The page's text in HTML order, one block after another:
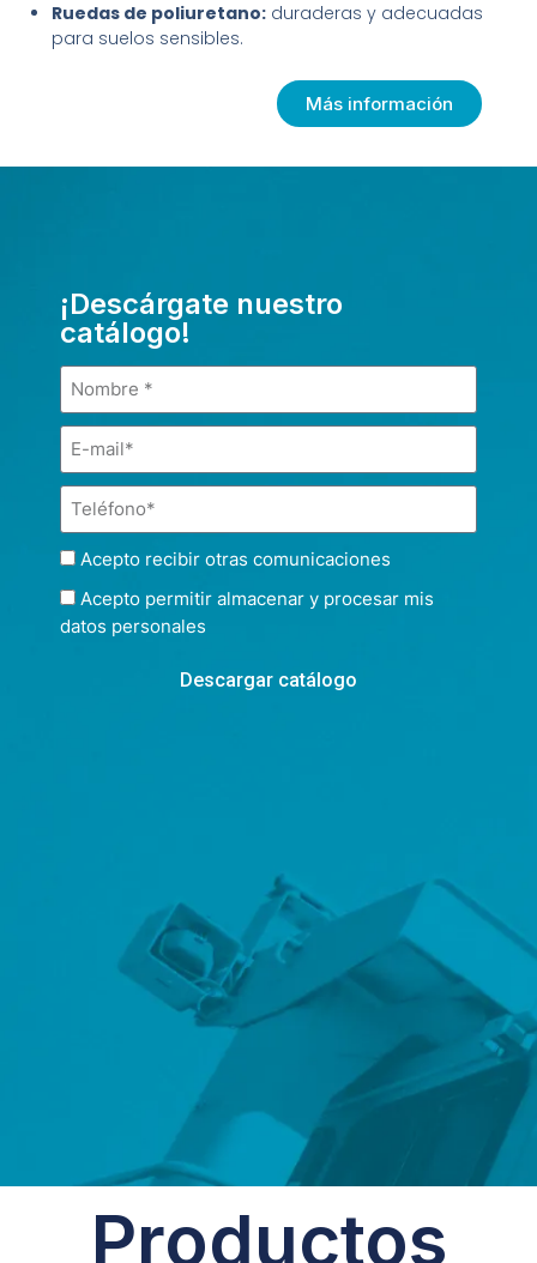
Ruedas de poliuretano: duraderas y adecuadas
para suelos sensibles.
Más información
¡Descárgate nuestro
catálogo!
Acepto recibir otras comunicaciones
Acepto permitir almacenar y procesar mis
datos personales
Descargar catálogo
Productos